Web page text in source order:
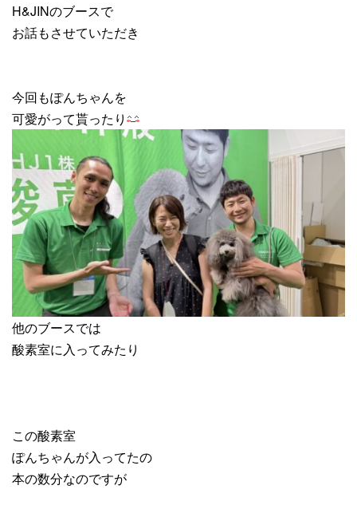
H&JINのブースで
お話もさせていただき
今回もぽんちゃんを
可愛がって貰ったり
他のブースでは
酸素室に入ってみたり
この酸素室
ぽんちゃんが入ってたの
本の数分なのですが